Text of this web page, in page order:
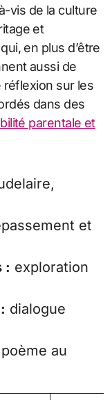
vis de la culture
et
en plus d’être
aussi de
réflexion sur les
dans des
parentale et
et
: exploration
dialogue
au